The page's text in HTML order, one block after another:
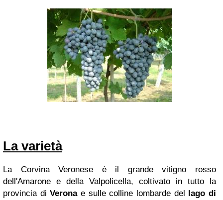
La varietà
La Corvina Veronese è il grande vitigno rosso
dell'Amarone e della Valpolicella, coltivato in tutto la
provincia diVeronae sulle colline lombarde del lago di